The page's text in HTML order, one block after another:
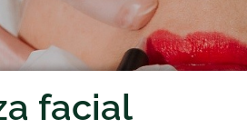
facial